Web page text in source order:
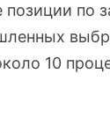
по
10